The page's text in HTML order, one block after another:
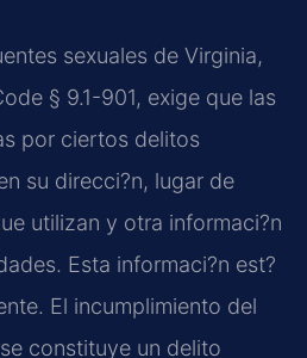
sexuales de Virginia,
§ 9.1-901, exige que las
por ciertos delitos
su direcci?n, lugar de
utilizan y otra informaci?n
Esta informaci?n est?
El incumplimiento del
constituye un delito